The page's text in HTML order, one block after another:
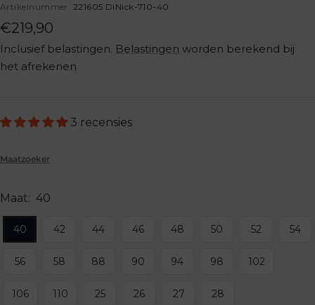
Artikelnummer: 221605 DiNick-710-40
Aanbiedingsprijs
€219,90
Inclusief belastingen. Belastingen worden berekend bij
het afrekenen
3 recensies
Maatzoeker
Maat: 40
40 42 44 46 48 50 52 54
56 58 88 90 94 98 102
106 110 25 26 27 28